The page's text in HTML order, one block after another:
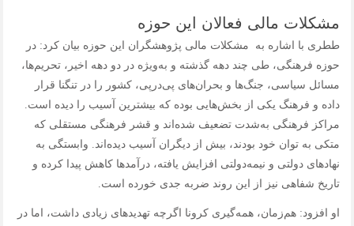
مشکلات مالی فعالان این حوزه
ططری با اشاره به مشکلات مالی پژوهشگران این حوزه بیان کرد: در
حوزه فرهنگی، طی چند دهه گذشته و به‌ویژه در دو دهه اخیر، تحریم‌ها،
مسائل سیاسی، جنگ‌ها و بحران‌های پی‌درپی، کشور را در تنگنا قرار
داده و فرهنگ یکی از بخش‌هایی بوده که بیشترین آسیب را دیده است.
مراکز فرهنگی به‌شدت تضعیف شده‌اند و قشر فرهنگی مستقلی که
متکی به توان خود بودند، بیش از دیگران آسیب دیده‌اند. وابستگی به
نهادهای دولتی و نیمه‌دولتی افزایش یافته، درآمدها کاهش پیدا کرده و
تاریخ شفاهی نیز از این روند ضربه جدی خورده است.
او افزود: هم‌زمان، همه‌گیری کرونا اگرچه تهدیدهای زیادی داشت، اما در